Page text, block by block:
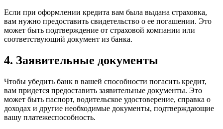
Если при оформлении кредита вам была выдана страховка,
вам нужно предоставить свидетельство о ее погашении. Это
может быть подтверждение от страховой компании или
соответствующий документ из банка.
4. Заявительные документы
Чтобы убедить банк в вашей способности погасить кредит,
вам придется предоставить заявительные документы. Это
может быть паспорт, водительское удостоверение, справка о
доходах и другие необходимые документы, подтверждающие
вашу платежеспособность.